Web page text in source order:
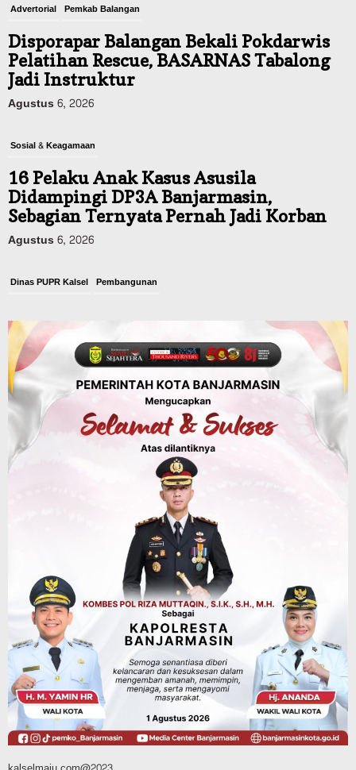
Advertorial Pemkab Balangan
Disporapar Balangan Bekali Pokdarwis
Pelatihan Rescue, BASARNAS Tabalong
Jadi Instruktur
Agustus 6, 2026
Sosial & Keagamaan
16 Pelaku Anak Kasus Asusila
Didampingi DP3A Banjarmasin,
Sebagian Ternyata Pernah Jadi Korban
Agustus 6, 2026
Dinas PUPR Kalsel Pembangunan
Pemerintah Janji Tingkatkan Fasilitas
Keselamatan Jalan Alternatif
Banjarbaru–Batulicin
Agustus 6, 2026
Dinas Kehutanan Kalsel
Tahura Sultan Adam Sempat Alami
Kebakaran Lahan, Api Berhasil
Dipadamkan, Kadishut Kalsel
Memimpin Langsung Aksi di Lapangan
Advertorial Pemkab Balangan
Silaturahmi ke DPRD Balangan, Kapolres
AKBP Arif Mansyur Perkuat Koordinasi
Keamanan Daerah
Agustus 6, 2026